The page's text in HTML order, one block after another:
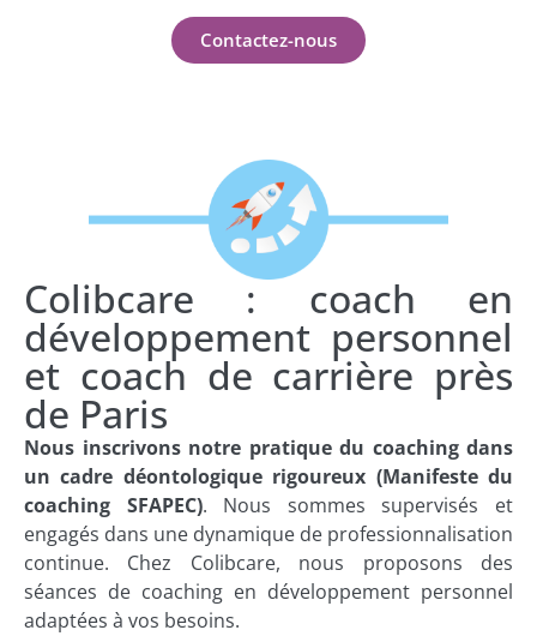
Contactez-nous
Colibcare : coach en
développement personnel
et coach de carrière près
de Paris
Nous inscrivons notre pratique du coaching dans
un cadre déontologique rigoureux (Manifeste du
coaching SFAPEC). Nous sommes supervisés et
engagés dans une dynamique de professionnalisation
continue. Chez Colibcare, nous proposons des
séances de coaching en développement personnel
adaptées à vos besoins.